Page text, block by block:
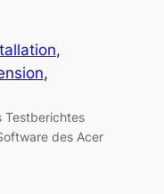
Testberichtes
des Acer